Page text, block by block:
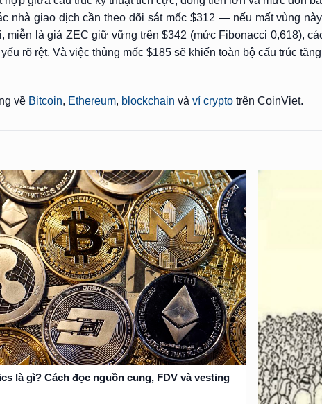
giao dịch cần theo dõi sát mốc $312 — nếu mất vùng
là giá ZEC giữ vững trên $342 (mức Fibonacci 0,618),
rõ rệt. Và việc thủng mốc $185 sẽ khiến toàn bộ cấu trúc
về Bitcoin, Ethereum, blockchain và ví cryptotrên CoinViet.
là gì? Cách đọc nguồn cung, FDV và vesting